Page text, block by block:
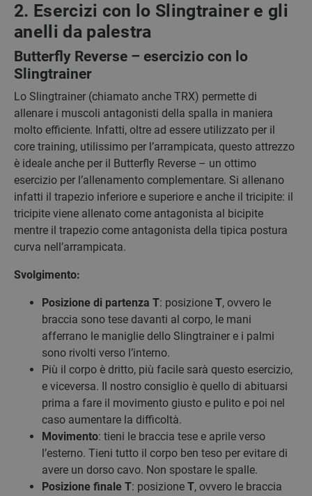
2. Esercizi con lo Slingtrainer e gli
anelli da palestra
Butterfly Reverse – esercizio con lo
Slingtrainer
Lo Slingtrainer (chiamato anche TRX) permette di
allenare i muscoli antagonisti della spalla in maniera
molto efficiente. Infatti, oltre ad essere utilizzato per il
core training, utilissimo per l’arrampicata, questo attrezzo
è ideale anche per il Butterfly Reverse – un ottimo
esercizio per l’allenamento complementare. Si allenano
infatti il trapezio inferiore e superiore e anche il tricipite: il
tricipite viene allenato come antagonista al bicipite
mentre il trapezio come antagonista della tipica postura
curva nell’arrampicata.
Svolgimento:
Posizione di partenza T: posizione T, ovvero le
braccia sono tese davanti al corpo, le mani
afferrano le maniglie dello Slingtrainer e i palmi
sono rivolti verso l’interno.
Più il corpo è dritto, più facile sarà questo esercizio,
e viceversa. Il nostro consiglio è quello di abituarsi
prima a fare il movimento giusto e pulito e poi nel
caso aumentare la difficoltà.
Movimento: tieni le braccia tese e aprile verso
l’esterno. Tieni tutto il corpo ben teso per evitare di
avere un dorso cavo. Non spostare le spalle.
Posizione finale T: posizione T, ovvero le braccia